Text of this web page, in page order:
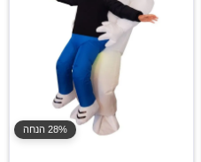
28% הנחה